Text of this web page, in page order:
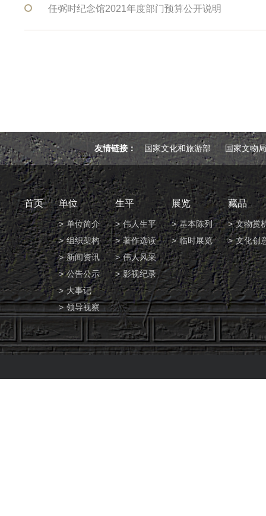
任弼时纪念馆2021年度部门预算公开说明
友情链接： 国家文化和旅游部 国家文物局
首页 单位
单位简介
组织架构
新闻资讯
公告公示
大事记
领导视察
生平
伟人生平
著作选读
伟人风采
影视纪录
展览
基本陈列
临时展览
藏品
文物赏
文化创